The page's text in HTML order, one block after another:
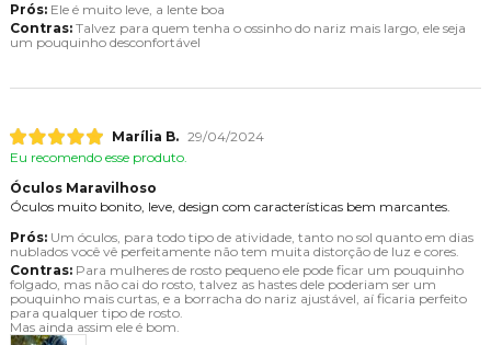
Prós: Ele é muito leve, a lente boa
Contras: Talvez para quem tenha o ossinho do nariz mais largo, ele seja
um pouquinho desconfortável
Marília B. 29/04/2024
Eu recomendo esse produto.
Óculos Maravilhoso
Óculos muito bonito, leve, design com características bem marcantes.
Prós: Um óculos, para todo tipo de atividade, tanto no sol quanto em dias
nublados você vê perfeitamente não tem muita distorção de luz e cores.
Contras: Para mulheres de rosto pequeno ele pode ficar um pouquinho
folgado, mas não cai do rosto, talvez as hastes dele poderiam ser um
pouquinho mais curtas, e a borracha do nariz ajustável, aí ficaria perfeito
para qualquer tipo de rosto.
Mas ainda assim ele é bom.